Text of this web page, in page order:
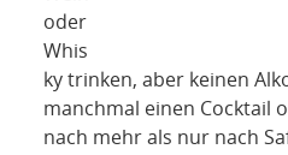
oder
Whis
ky trinken, aber keinen
manchmal einen Cocktail
nach mehr als nur nach